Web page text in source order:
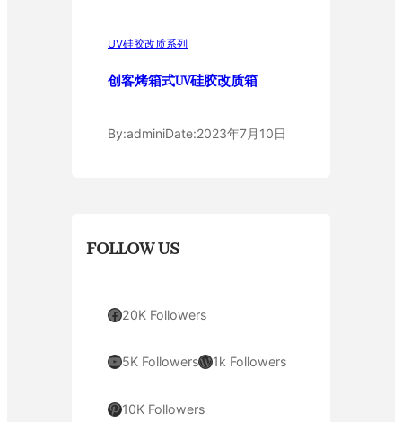
UV硅胶改质系列
创客烤箱式UV硅胶改质箱
By:adminiDate:2023年7月10日
FOLLOW US
Facebook 20K Followers
YouTube 5K FollowersWordPress 1k Followers
Pinterest 10K Followers